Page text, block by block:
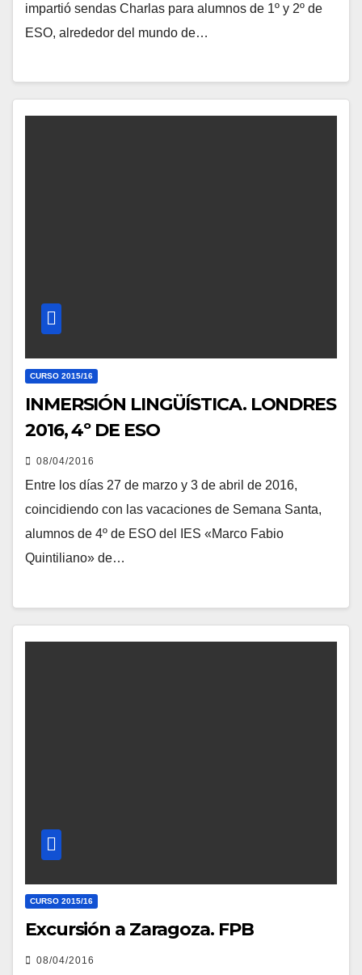
impartió sendas Charlas para alumnos de 1º y 2º de
ESO, alrededor del mundo de…
CURSO 2015/16
INMERSIÓN LINGÜÍSTICA. LONDRES
2016, 4º DE ESO
08/04/2016
Entre los días 27 de marzo y 3 de abril de 2016,
coincidiendo con las vacaciones de Semana Santa,
alumnos de 4º de ESO del IES «Marco Fabio
Quintiliano» de…
CURSO 2015/16
Excursión a Zaragoza. FPB
08/04/2016